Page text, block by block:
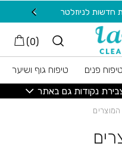
משלוח חינם בקנייה מעל 149 ש"ח
(
0
)
טיפוח פנים
טיפוח גוף ושיער
נקודות גם באתר